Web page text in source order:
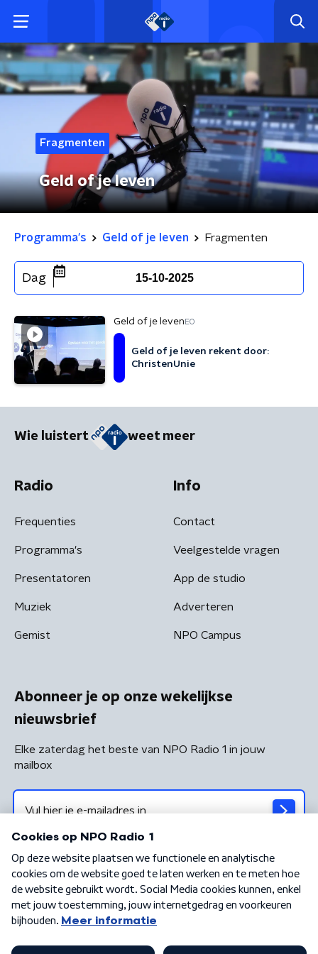
Fragmenten
Geld of je leven
Programma's Geld of je leven Fragmenten
Dag 15-10-2025
Geld of je leven EO
Geld of je leven rekent door:
ChristenUnie
Wie luistert weet meer
Radio
Frequenties
Programma's
Presentatoren
Muziek
Gemist
Info
Contact
Veelgestelde vragen
App de studio
Adverteren
NPO Campus
Abonneer je op onze wekelijkse
nieuwsbrief
Elke zaterdag het beste van NPO Radio 1 in jouw
mailbox
Algemene voorwaarden